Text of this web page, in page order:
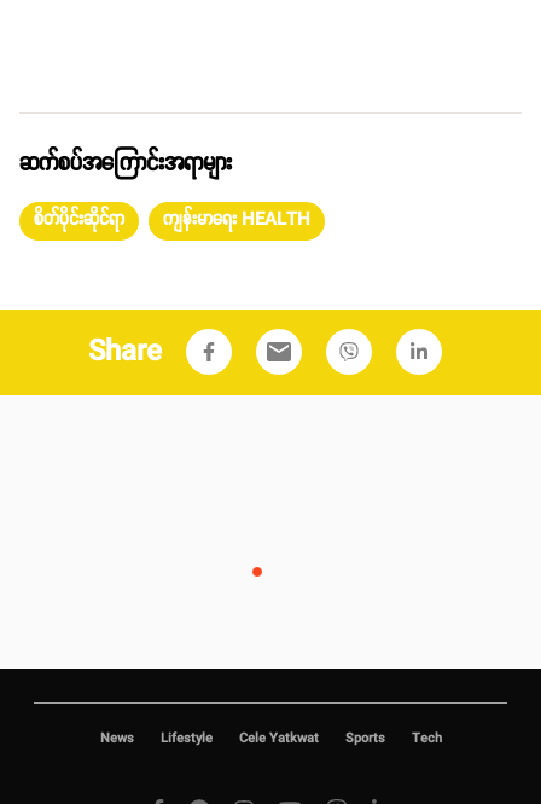
ဆက်စပ်အကြောင်းအရာများ
စိတ်ပိုင်းဆိုင်ရာ ကျန်းမာရေး HEALTH
Share email
News Lifestyle Cele Yatkwat Sports Tech